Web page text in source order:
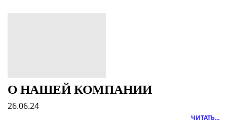
О НАШЕЙ КОМПАНИИ
26.06.24
ЧИТАТЬ...